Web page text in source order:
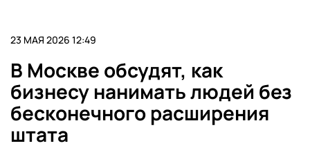
23 МАЯ 2026 12:49
В Москве обсудят, как
бизнесу нанимать людей без
бесконечного расширения
штата